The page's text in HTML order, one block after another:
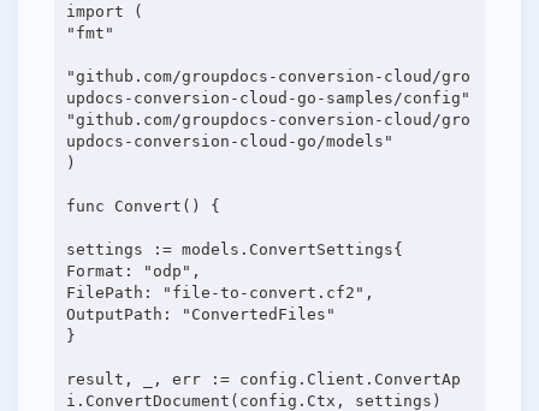
import (
"fmt"
"github.com/groupdocs-conversion-cloud/gro
updocs-conversion-cloud-go-samples/config"
"github.com/groupdocs-conversion-cloud/gro
updocs-conversion-cloud-go/models"
)
func Convert() {
settings := models.ConvertSettings{
Format: "odp",
FilePath: "file-to-convert.cf2",
OutputPath: "ConvertedFiles"
}
result, _, err := config.Client.ConvertAp
i.ConvertDocument(config.Ctx, settings)